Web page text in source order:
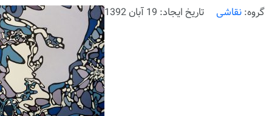
گروه:نقاشی تاریخ ایجاد: 19 آبان 1392